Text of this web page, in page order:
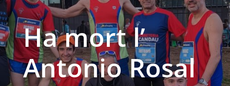
Ha mort l’
Antonio Rosal